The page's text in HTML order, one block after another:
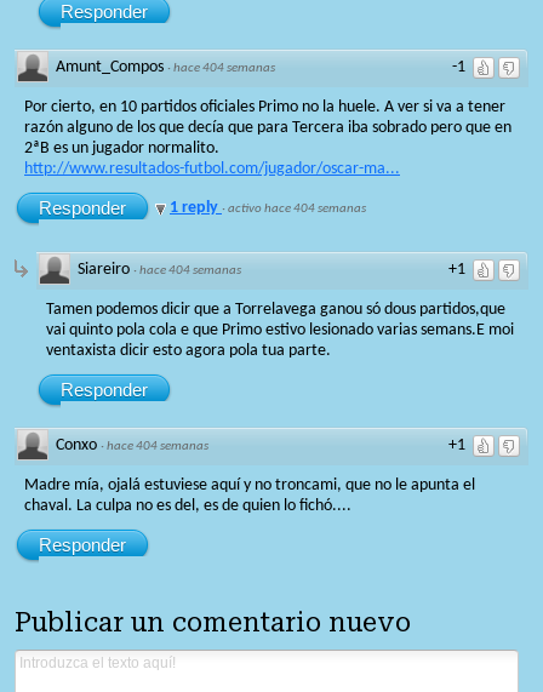
Responder
-1
Amunt_Compos ·hace 404 semanas
Por cierto, en 10 partidos oficiales Primo no la huele. A ver si va a tener
razón alguno de los que decía que para Tercera iba sobrado pero que en
2ªB es un jugador normalito.
http://www.resultados-futbol.com/jugador/oscar-ma...
Responder 1 reply ·activo hace 404 semanas
+1
Siareiro ·hace 404 semanas
Tamen podemos dicir que a Torrelavega ganou só dous partidos,que
vai quinto pola cola e que Primo estivo lesionado varias semans.E moi
ventaxista dicir esto agora pola tua parte.
Responder
+1
Conxo ·hace 404 semanas
Madre mía, ojalá estuviese aquí y no troncami, que no le apunta el
chaval. La culpa no es del, es de quien lo fichó....
Responder
Publicar un comentario nuevo